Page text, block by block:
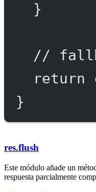
}
//
return
}
res.flush
Este módulo añade un
respuesta parcialmente